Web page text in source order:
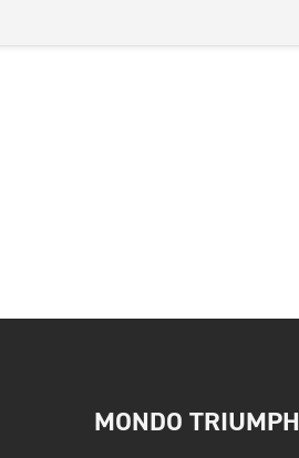
MONDO TRIUMPH